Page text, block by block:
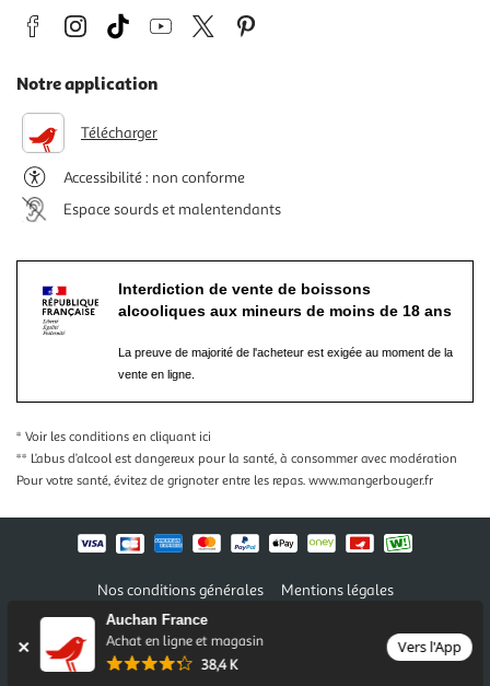
Auchan France
Achat en ligne et magasin
38,4 K
Vers l'App
Notre application
Télécharger
Accessibilité : non conforme
Espace sourds et malentendants
Interdiction de vente de boissons
alcooliques aux mineurs de moins de 18 ans
La preuve de majorité de l'acheteur est exigée au moment de la
vente en ligne.
* Voir les conditions en cliquant ici
** L’abus d’alcool est dangereux pour la santé, à consommer avec modération
Pour votre santé, évitez de grignoter entre les repas. www.mangerbouger.fr
Nos conditions générales
Mentions légales
Conditions des offres et promotions
Politique de confidentialité
Informations légales marketplace